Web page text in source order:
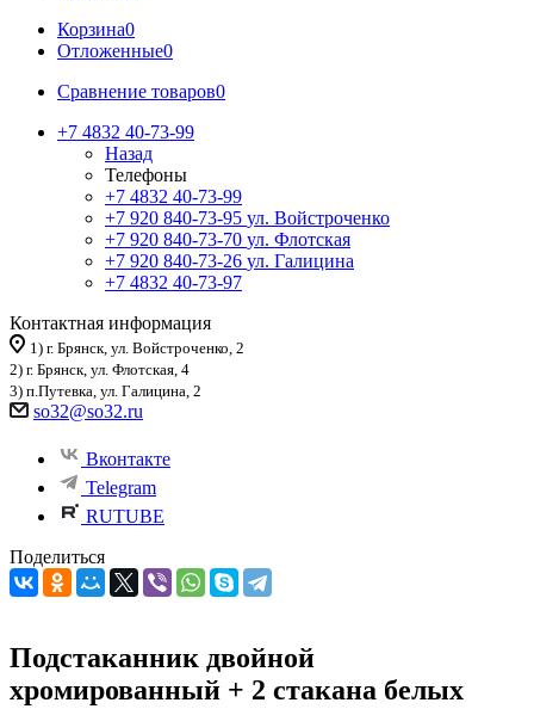
Корзина0
Отложенные0
Сравнение товаров0
+7 4832 40-73-99
Назад
Телефоны
+7 4832 40-73-99
+7 920 840-73-95 ул. Войстроченко
+7 920 840-73-70 ул. Флотская
+7 920 840-73-26 ул. Галицина
+7 4832 40-73-97
Контактная информация
1) г. Брянск, ул. Войстроченко, 2
2) г. Брянск, ул. Флотская, 4
3) п.Путевка, ул. Галицина, 2
so32@so32.ru
Вконтакте
Telegram
RUTUBE
Поделиться
Подстаканник двойной
хромированный + 2 стакана белых